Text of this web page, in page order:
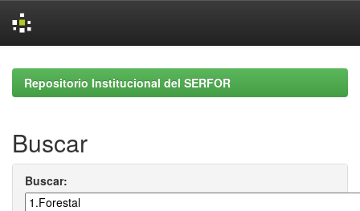
navigationRepositorio Institucional del SERFOR
Buscar
Buscar: